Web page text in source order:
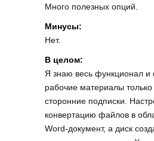
Много полезных опций.
Минусы:
Нет.
В целом:
Я знаю весь функционал
рабочие материалы только
сторонние подписки.
конвертацию файлов в
Word‑документ, а диск